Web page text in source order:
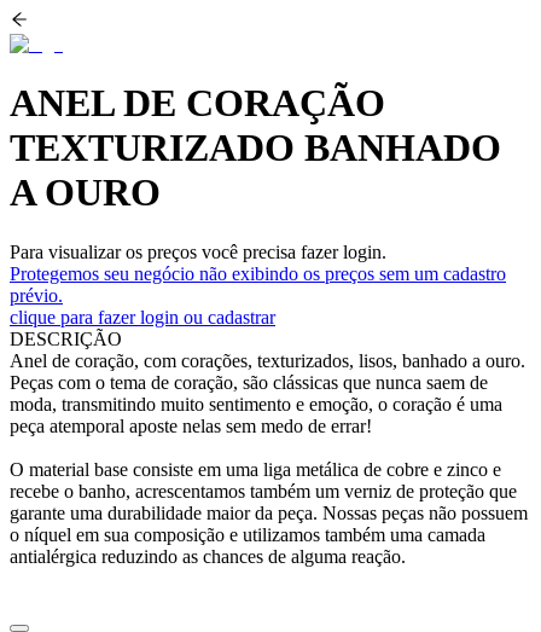
ANEL DE CORAÇÃO
TEXTURIZADO BANHADO
A OURO
Para visualizar os preços você precisa fazer login.
Protegemos seu negócio não exibindo os preços sem um cadastro
prévio.
clique para fazer login ou cadastrar
DESCRIÇÃO
Anel de coração, com corações, texturizados, lisos, banhado a ouro.
Peças com o tema de coração, são clássicas que nunca saem de
moda, transmitindo muito sentimento e emoção, o coração é uma
peça atemporal aposte nelas sem medo de errar!
O material base consiste em uma liga metálica de cobre e zinco e
recebe o banho, acrescentamos também um verniz de proteção que
garante uma durabilidade maior da peça. Nossas peças não possuem
o níquel em sua composição e utilizamos também uma camada
antialérgica reduzindo as chances de alguma reação.